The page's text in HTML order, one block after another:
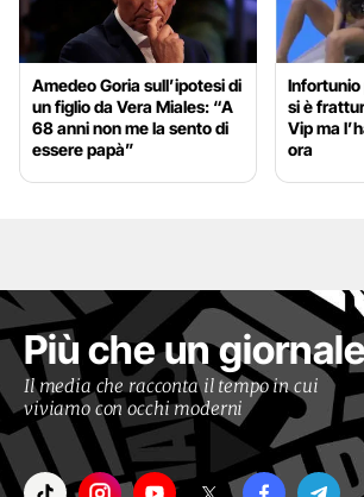
Amedeo Goria sull’ipotesi di
un figlio da Vera Miales: “A
68 anni non me la sento di
essere papà”
Infortunio
si è
Vip ma
ora
Più che un giornale
Il media che racconta il tempo in cui
viviamo con occhi moderni